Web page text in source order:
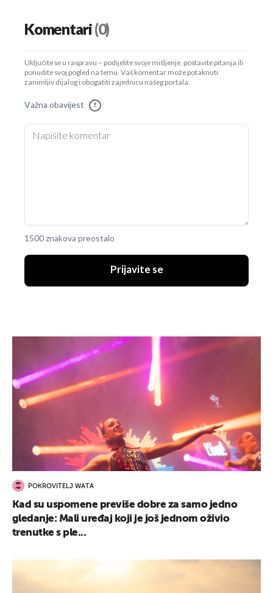
Komentari(0)
Uključite se u raspravu – podijelite svoje mišljenje, postavite pitanja ili
ponudite svoj pogled na temu. Vaš komentar može potaknuti
zanimljiv dijalog i obogatiti zajednicu našeg portala.
Važna obavijest !
1500 znakova preostalo
Prijavite se
POKROVITELJ WATA
Kad su uspomene previše dobre za samo jedno
gledanje: Mali uređaj koji je još jednom oživio
trenutke s ple...